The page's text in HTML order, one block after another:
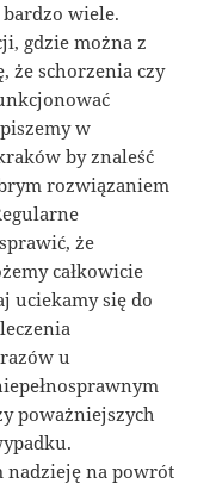
wiele.
gdzie można z
że schorzenia czy
w
by znaleść
rozwiązaniem
że
całkowicie
uciekamy się do
u
poważniejszych
nadzieję na powrót